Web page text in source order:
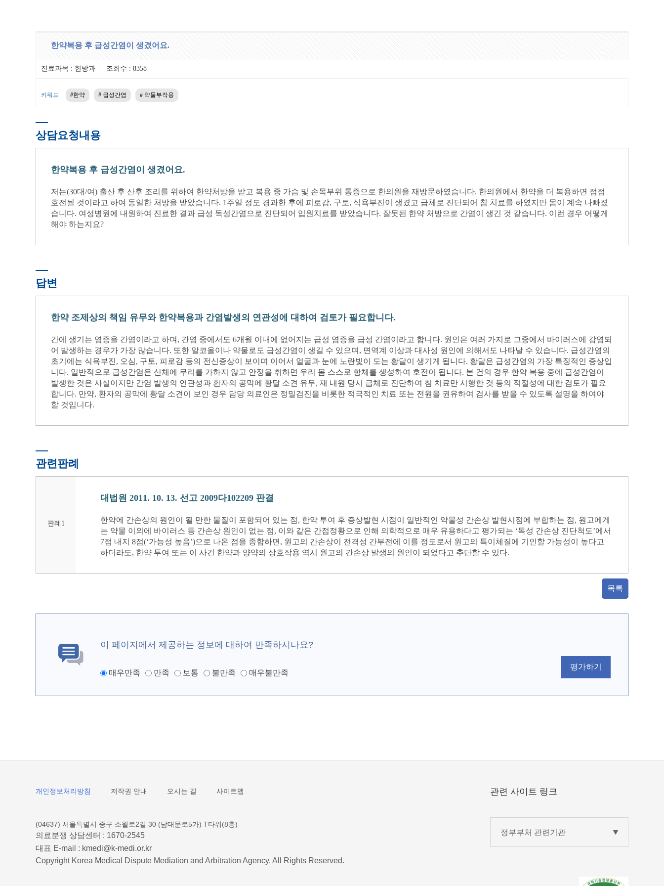
한약복용 후 급성간염이 생겼어요.
진료과목 : 한방과 조회수 : 8358
키워드 #한약 # 급성간염 # 약물부작용
상담요청내용
한약복용 후 급성간염이 생겼어요.
저는(30대/여) 출산 후 산후 조리를 위하여 한약처방을 받고 복용 중 가슴 및 손목부위 통증으로 한의원을 재방문하였습니다. 한의원에서 한약을 더 복용하면 점점
호전될 것이라고 하여 동일한 처방을 받았습니다. 1주일 정도 경과한 후에 피로감, 구토, 식욕부진이 생겼고 급체로 진단되어 침 치료를 하였지만 몸이 계속 나빠졌
습니다. 여성병원에 내원하여 진료한 결과 급성 독성간염으로 진단되어 입원치료를 받았습니다. 잘못된 한약 처방으로 간염이 생긴 것 같습니다. 이런 경우 어떻게
해야 하는지요?
답변
한약 조제상의 책임 유무와 한약복용과 간염발생의 연관성에 대하여 검토가 필요합니다.
간에 생기는 염증을 간염이라고 하며, 간염 중에서도 6개월 이내에 없어지는 급성 염증을 급성 간염이라고 합니다. 원인은 여러 가지로 그중에서 바이러스에 감염되
어 발생하는 경우가 가장 많습니다. 또한 알코올이나 약물로도 급성간염이 생길 수 있으며, 면역계 이상과 대사성 원인에 의해서도 나타날 수 있습니다. 급성간염의
초기에는 식욕부진, 오심, 구토, 피로감 등의 전신증상이 보이며 이어서 얼굴과 눈에 노란빛이 도는 황달이 생기게 됩니다. 황달은 급성간염의 가장 특징적인 증상입
니다. 일반적으로 급성간염은 신체에 무리를 가하지 않고 안정을 취하면 우리 몸 스스로 항체를 생성하여 호전이 됩니다. 본 건의 경우 한약 복용 중에 급성간염이
발생한 것은 사실이지만 간염 발생의 연관성과 환자의 공막에 황달 소견 유무, 재 내원 당시 급체로 진단하여 침 치료만 시행한 것 등의 적절성에 대한 검토가 필요
합니다. 만약, 환자의 공막에 황달 소견이 보인 경우 담당 의료인은 정밀검진을 비롯한 적극적인 치료 또는 전원을 권유하여 검사를 받을 수 있도록 설명을 하여야
할 것입니다.
관련판례
판례1
대법원 2011. 10. 13. 선고 2009다102209 판결
한약에 간손상의 원인이 될 만한 물질이 포함되어 있는 점, 한약 투여 후 증상발현 시점이 일반적인 약물성 간손상 발현시점에 부합하는 점, 원고에게
는 약물 이외에 바이러스 등 간손상 원인이 없는 점, 이와 같은 간접정황으로 인해 의학적으로 매우 유용하다고 평가되는 ‘독성 간손상 진단척도’에서
7점 내지 8점(‘가능성 높음’)으로 나온 점을 종합하면, 원고의 간손상이 전격성 간부전에 이를 정도로서 원고의 특이체질에 기인할 가능성이 높다고
하더라도, 한약 투여 또는 이 사건 한약과 양약의 상호작용 역시 원고의 간손상 발생의 원인이 되었다고 추단할 수 있다.
목록
이 페이지에서 제공하는 정보에 대하여 만족하시나요?
매우만족 만족 보통 불만족 매우불만족
평가하기
개인정보처리방침 저작권 안내 오시는 길 사이트맵
(04637) 서울특별시 중구 소월로2길 30 (남대문로5가) T타워(8층)
의료분쟁 상담센터 : 1670-2545
대표 E-mail : kmedi@k-medi.or.kr
Copyright Korea Medical Dispute Mediation and Arbitration Agency. All Rights Reserved.
관련 사이트 링크
정부부처 관련기관